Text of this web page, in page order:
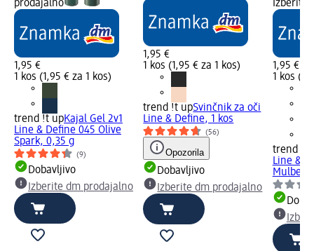
prodajalno
1,95 €
1 kos (1,95 € za 1 kos)
trend !t upKajal Gel 2v1
Line & Define 045 Olive
Spark, 0,35 g
(9)
Dobavljivo
Izberite dm prodajalno
1,95 €
1 kos (1,95 € za 1 kos)
trend !t upSvinčnik za oči
Line & Define, 1 kos
(56)
Opozorila
Dobavljivo
Izberite dm prodajalno
Izberite
1,95 €
1 kos
trend !t
Line &